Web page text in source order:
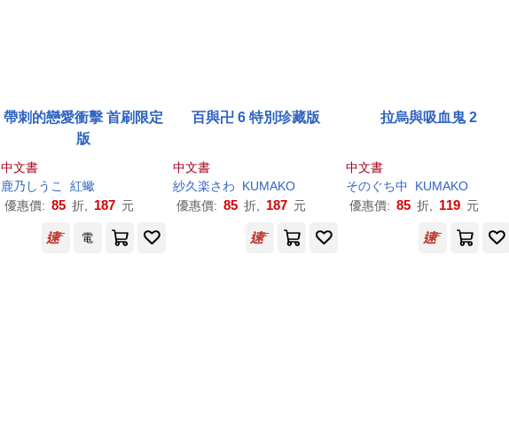
帶刺的戀愛衝擊 首刷限定
版
中文書
鹿乃しうこ
紅蠍
優惠價: 85 折, 187 元
百與卍 6 特別珍藏版
中文書
紗久楽さわ
KUMAKO
優惠價: 85 折, 187 元
拉烏與吸血鬼 2
中文書
そのぐち中
KUMAKO
優惠價: 85 折, 119 元
電